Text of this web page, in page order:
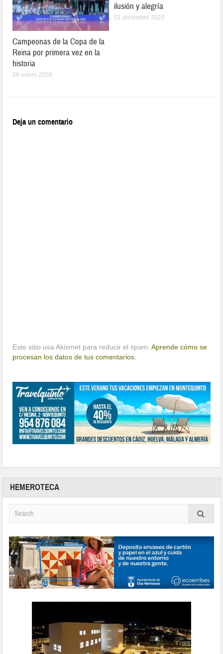
Campeonas de la Copa de la
Reina por primera vez en la
historia
26 enero 2026
ilusión y alegría
01 diciembre 2025
Deja un comentario
Este sitio usa Akismet para reducir el spam.Aprende cómo se
procesan los datos de tus comentarios.
HEMEROTECA